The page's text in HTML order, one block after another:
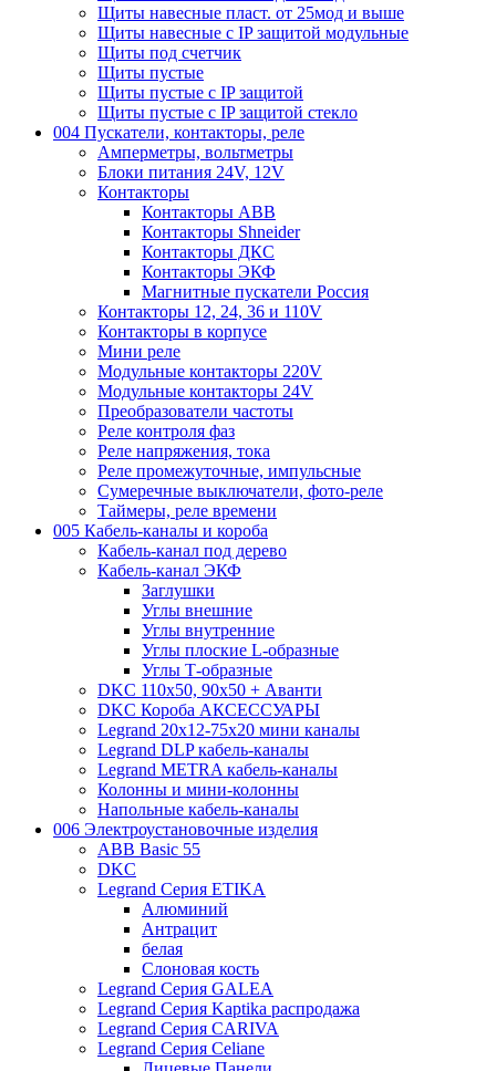
Щиты навесные пласт. от 25мод и выше
Щиты навесные с IP защитой модульные
Щиты под счетчик
Щиты пустые
Щиты пустые с IP защитой
Щиты пустые с IP защитой стекло
004 Пускатели, контакторы, реле
Амперметры, вольтметры
Блоки питания 24V, 12V
Контакторы
Контакторы ABB
Контакторы Shneider
Контакторы ДКС
Контакторы ЭКФ
Магнитные пускатели Россия
Контакторы 12, 24, 36 и 110V
Контакторы в корпусе
Мини реле
Модульные контакторы 220V
Модульные контакторы 24V
Преобразователи частоты
Реле контроля фаз
Реле напряжения, тока
Реле промежуточные, импульсные
Сумеречные выключатели, фото-реле
Таймеры, реле времени
005 Кабель-каналы и короба
Кабель-канал под дерево
Кабель-канал ЭКФ
Заглушки
Углы внешние
Углы внутренние
Углы плоские L-образные
Углы Т-образные
DKC 110х50, 90х50 + Аванти
DKC Короба АКСЕССУАРЫ
Legrand 20х12-75х20 мини каналы
Legrand DLP кабель-каналы
Legrand METRA кабель-каналы
Колонны и мини-колонны
Напольные кабель-каналы
006 Электроустановочные изделия
ABB Basic 55
DKC
Legrand Серия ETIKA
Алюминий
Антрацит
белая
Слоновая кость
Legrand Серия GALEA
Legrand Серия Kaptika распродажа
Legrand Серия CARIVA
Legrand Серия Celiane